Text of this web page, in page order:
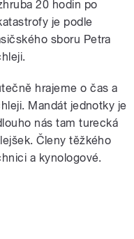
20 hodin po
je podle
sboru Petra
hrajeme o čas a
Mandát jednotky je
nás tam turecká
Členy těžkého
a kynologové.